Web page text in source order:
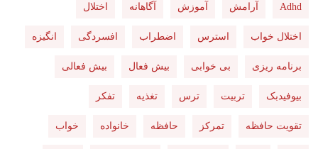
Adhd آرامش آموزش آگاهانه اختلال
اختلال خواب استرس اضطراب افسردگی انگیزه
برنامه ریزی بی خوابی بیش فعال بیش فعالی
بیوفیدبک تربیت ترس تغذیه تفکر
تقویت حافظه تمرکز حافظه خانواده خواب